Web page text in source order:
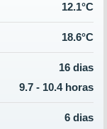
12.1°C
18.6°C
16 dias
9.7 - 10.4 horas
6 dias